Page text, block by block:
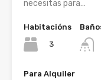
necesitas para…
Habitacións
3
Para Alquiler